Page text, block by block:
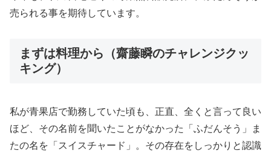
売られる事を期待しています。
まずは料理から（齋藤瞬のチャレンジクッ
キング）
私が青果店で勤務していた頃も、正直、全くと言って良い
ほど、その名前を聞いたことがなかった「ふだんそう」ま
たの名を「スイスチャード」。その存在をしっかりと認識